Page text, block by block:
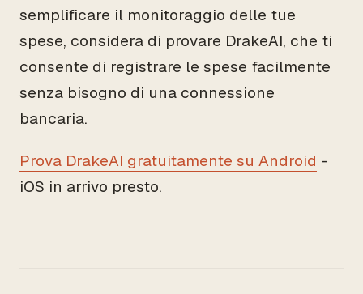
semplificare il monitoraggio delle tue
spese, considera di provare DrakeAI, che ti
consente di registrare le spese facilmente
senza bisogno di una connessione
bancaria.
Prova DrakeAI gratuitamente su Android -
iOS in arrivo presto.